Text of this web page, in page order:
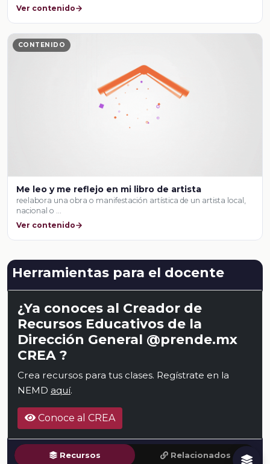
Ver contenido
CONTENIDO
Me leo y me reflejo en mi libro de artista
reelabora una obra o manifestación artística de un artista local,
nacional o …
Ver contenido
Herramientas para el docente
¿Ya conoces al Creador de
Recursos Educativos de la
Dirección General @prende.mx
CREA ?
Crea recursos para tus clases. Regístrate en la
NEMD aquí.
Conoce al CREA
Recursos Relacionados